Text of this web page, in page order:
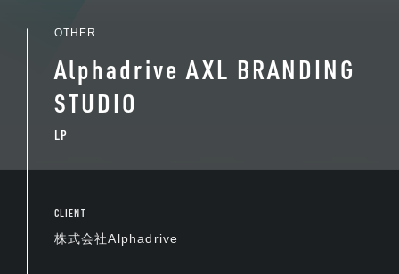
OTHER
Alphadrive AXL BRANDING
STUDIO
LP
CLIENT
株式会社Alphadrive